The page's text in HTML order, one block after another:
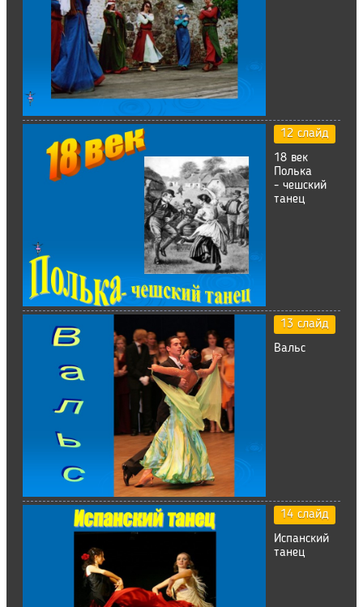
12 слайд
18 век
Полька
- чешский
танец
13 слайд
Вальс
14 слайд
Испанский
танец